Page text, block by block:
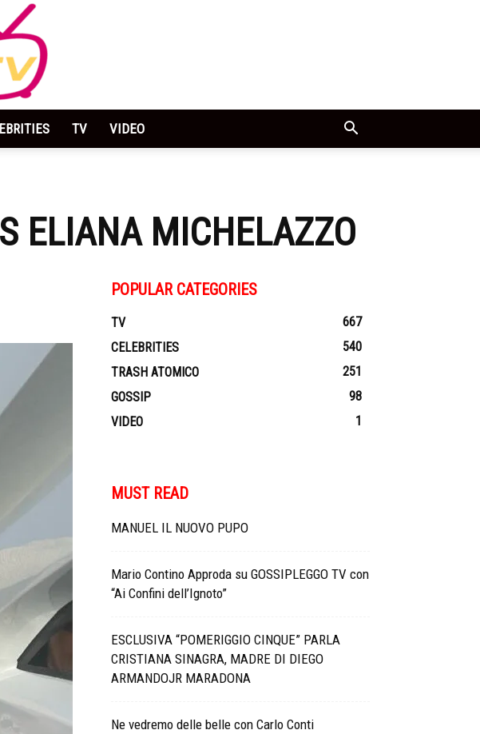
TV VIDEO
ELIANA MICHELAZZO
POPULAR CATEGORIES
TV
667
CELEBRITIES
540
TRASH ATOMICO
251
GOSSIP
98
VIDEO
1
MUST READ
MANUEL IL NUOVO PUPO
Mario Contino Approda su GOSSIPLEGGO TV con
“Ai Confini dell’Ignoto”
ESCLUSIVA “POMERIGGIO CINQUE” PARLA
CRISTIANA SINAGRA, MADRE DI DIEGO
ARMANDOJR MARADONA
Ne vedremo delle belle con Carlo Conti